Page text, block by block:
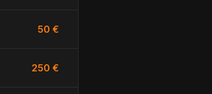
50 €
250 €